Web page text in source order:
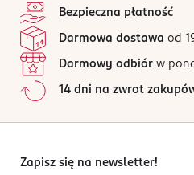
Bezpieczna płatność
Darmowa dostawa od
Darmowy odbiór w
14 dni na zwrot
Zapisz się na newsletter!